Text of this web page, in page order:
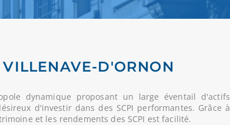
D'ORNON
dynamique proposant un large éventail d'actifs
d'investir dans des SCPI performantes. Grâce à
et les rendements des SCPI est facilité.